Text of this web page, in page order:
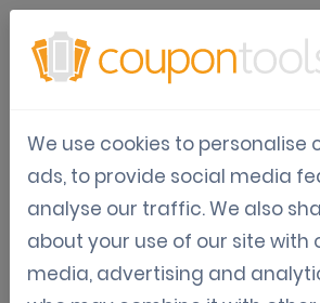
Van
We use cookies to personalise
ads, to provide social media
analyse our traffic. We also
about your use of our site with
media, advertising and